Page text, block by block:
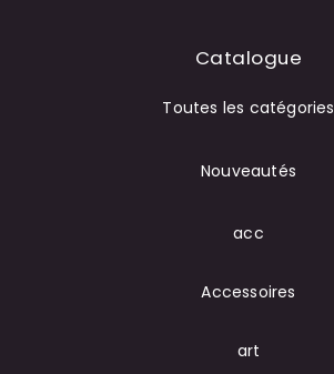
Catalogue
Toutes les catégories
Nouveautés
acc
Accessoires
art